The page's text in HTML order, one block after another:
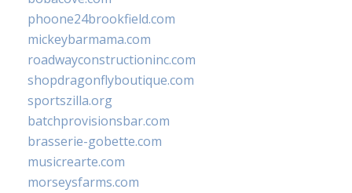
phoone24brookfield.com
mickeybarmama.com
roadwayconstructioninc.com
shopdragonflyboutique.com
sportszilla.org
batchprovisionsbar.com
brasserie-gobette.com
musicrearte.com
morseysfarms.com